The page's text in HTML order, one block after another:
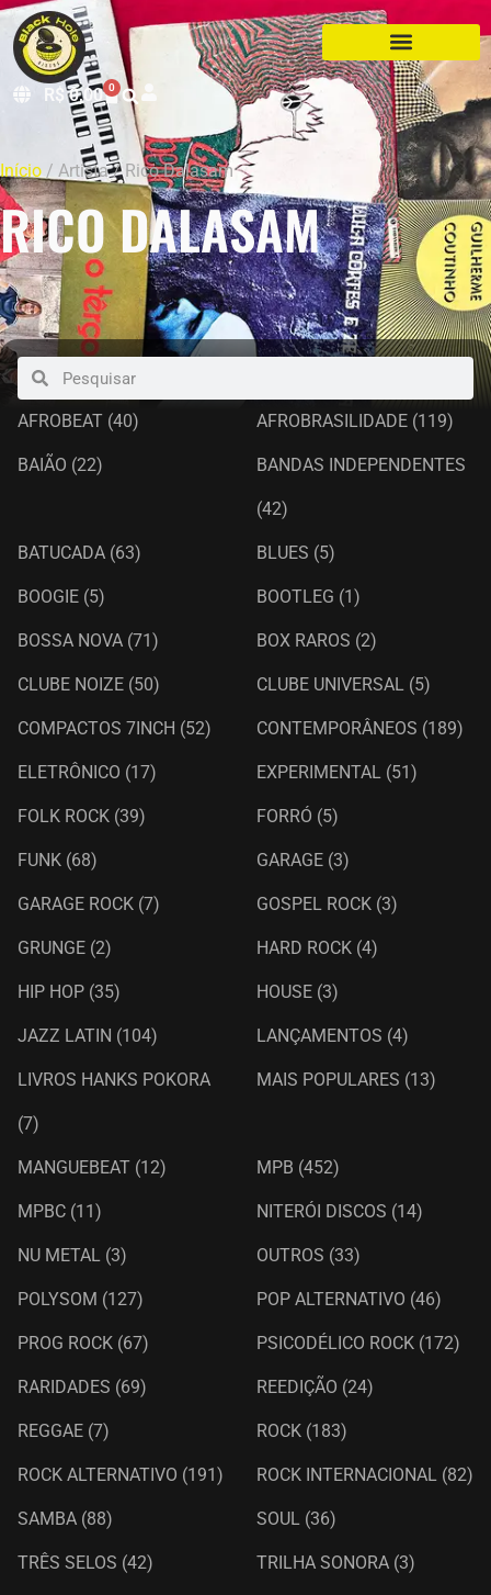
R$0,00 0
Início / Artista / Rico Dalasam
RICO DALASAM
AFROBEAT (40) AFROBRASILIDADE (119)
BAIÃO (22) BANDAS INDEPENDENTES
(42)
BATUCADA (63) BLUES (5)
BOOGIE (5) BOOTLEG (1)
BOSSA NOVA (71) BOX RAROS (2)
CLUBE NOIZE (50) CLUBE UNIVERSAL (5)
COMPACTOS 7INCH (52) CONTEMPORÂNEOS (189)
ELETRÔNICO (17) EXPERIMENTAL (51)
FOLK ROCK (39) FORRÓ (5)
FUNK (68) GARAGE (3)
GARAGE ROCK (7) GOSPEL ROCK (3)
GRUNGE (2) HARD ROCK (4)
HIP HOP (35) HOUSE (3)
JAZZ LATIN (104) LANÇAMENTOS (4)
LIVROS HANKS POKORA
(7)
MAIS POPULARES (13)
MANGUEBEAT (12) MPB (452)
MPBC (11) NITERÓI DISCOS (14)
NU METAL (3) OUTROS (33)
POLYSOM (127) POP ALTERNATIVO (46)
PROG ROCK (67) PSICODÉLICO ROCK (172)
RARIDADES (69) REEDIÇÃO (24)
REGGAE (7) ROCK (183)
ROCK ALTERNATIVO (191) ROCK INTERNACIONAL (82)
SAMBA (88) SOUL (36)
TRÊS SELOS (42) TRILHA SONORA (3)